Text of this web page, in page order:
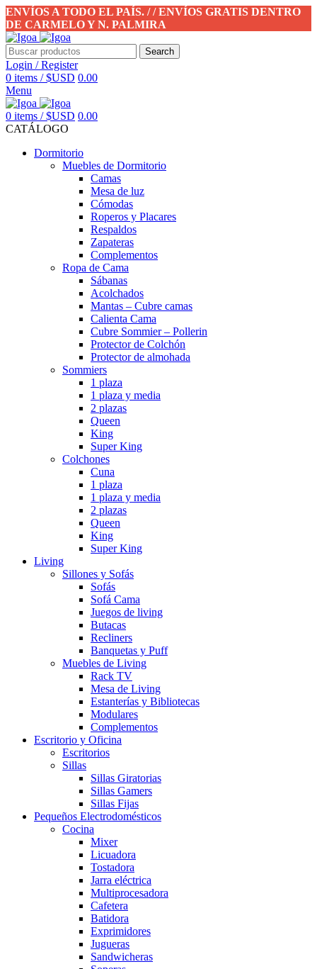
ENVÍOS A TODO EL PAÍS. / / ENVÍOS GRATIS DENTRO
DE CARMELO Y N. PALMIRA
Search
Login / Register
0 items / $USD 0.00
Menu
0 items / $USD 0.00
CATÁLOGO
Dormitorio
Muebles de Dormitorio
Camas
Mesa de luz
Cómodas
Roperos y Placares
Respaldos
Zapateras
Complementos
Ropa de Cama
Sábanas
Acolchados
Mantas – Cubre camas
Calienta Cama
Cubre Sommier – Pollerin
Protector de Colchón
Protector de almohada
Sommiers
1 plaza
1 plaza y media
2 plazas
Queen
King
Super King
Colchones
Cuna
1 plaza
1 plaza y media
2 plazas
Queen
King
Super King
Living
Sillones y Sofás
Sofás
Sofá Cama
Juegos de living
Butacas
Recliners
Banquetas y Puff
Muebles de Living
Rack TV
Mesa de Living
Estanterías y Bibliotecas
Modulares
Complementos
Escritorio y Oficina
Escritorios
Sillas
Sillas Giratorias
Sillas Gamers
Sillas Fijas
Pequeños Electrodomésticos
Cocina
Mixer
Licuadora
Tostadora
Jarra eléctrica
Multiprocesadora
Cafetera
Batidora
Exprimidores
Jugueras
Sandwicheras